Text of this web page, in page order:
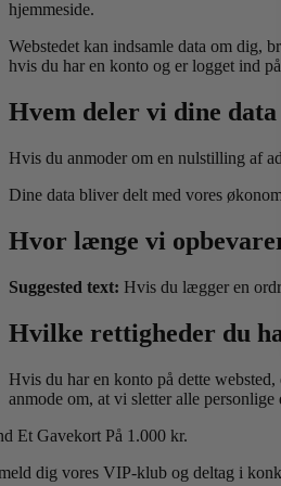
hjemmeside.
Webstedet kan indsamle data om dig,
hvis du har en konto og er logget ind
Hvem deler vi dine data
Hvis du anmoder om en nulstilling af
Dine data bliver delt med vores
Hvor længe vi
Suggested text: Hvis du lægger en
Hvilke rettigheder du
Hvis du har en konto på dette
anmode om, at vi sletter alle
Et Gavekort På 1.000 kr.
dig vores VIP-klub og deltag i